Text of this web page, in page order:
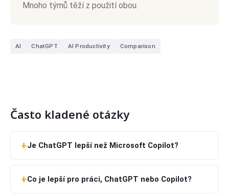
Mnoho týmů těží z použití obou.
AI ChatGPT AI Productivity Comparison
Často kladené otázky
Je ChatGPT lepší než Microsoft Copilot?
Co je lepší pro práci, ChatGPT nebo Copilot?